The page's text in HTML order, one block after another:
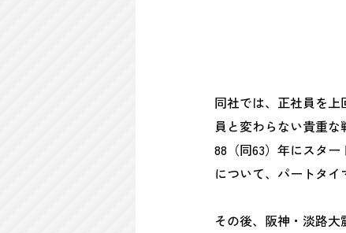
同社では、正社員を
員と変わらない貴重な
88（同63）年にスタ
について、パートタイ
その後、阪神・淡路